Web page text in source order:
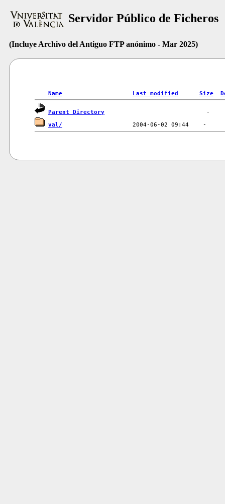
Servidor Público de Ficheros
(Incluye Archivo del Antiguo FTP anónimo - Mar 2025)
Name Last modified Size
Parent Directory
val/